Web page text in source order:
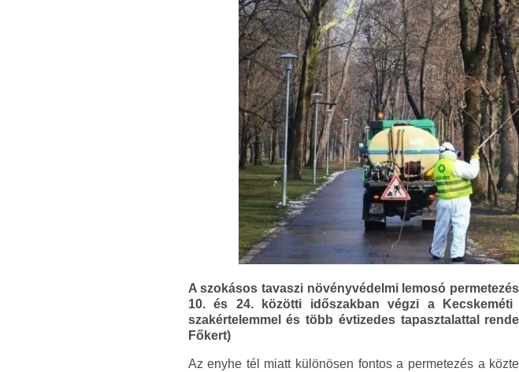
A szokásos tavaszi növényvédelmi lemosó
10. és 24. közötti időszakban végzi a
szakértelemmel és több évtizedes tapasztalattal
Főkert)
Az enyhe tél miatt különösen fontos a permetezés a